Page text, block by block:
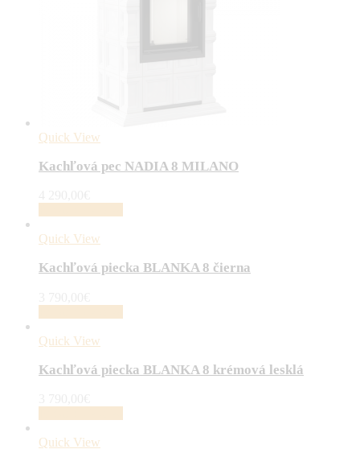
Quick View
Kachľová pec NADIA 8 MILANO
Quick View
Kachľová piecka BLANKA 8 čierna
Quick View
Kachľová piecka BLANKA 8 krémová lesklá
Quick View